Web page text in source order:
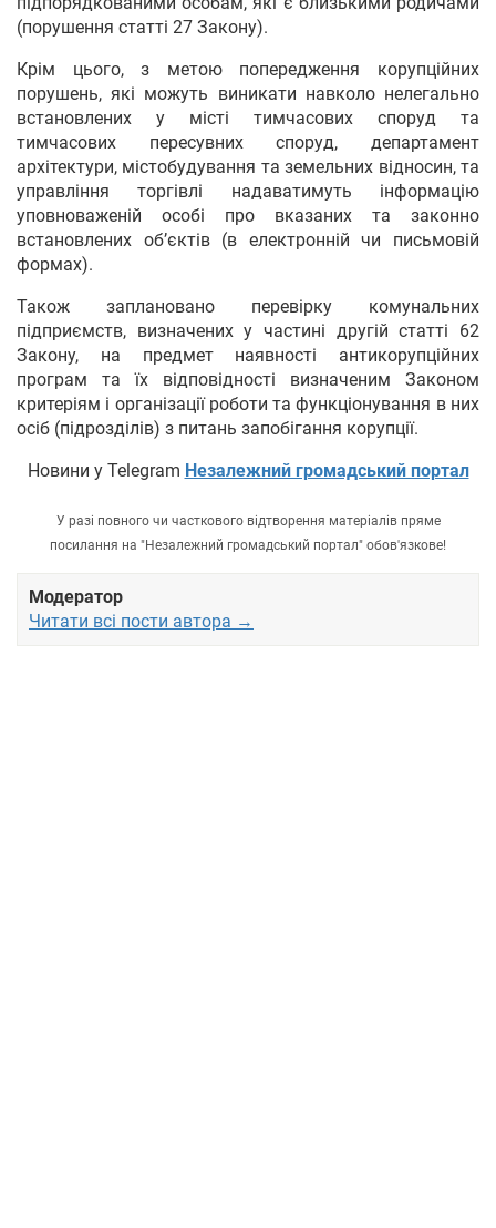
(порушення статті 27 Закону).
Крім цього, з метою попередження корупційних
порушень, які можуть виникати навколо нелегально
встановлених у місті тимчасових споруд та
тимчасових пересувних споруд, департамент
архітектури, містобудування та земельних відносин, та
управління торгівлі надаватимуть інформацію
уповноваженій особі про вказаних та законно
встановлених об’єктів (в електронній чи письмовій
формах).
Також заплановано перевірку комунальних
підприємств, визначених у частині другій статті 62
Закону, на предмет наявності антикорупційних
програм та їх відповідності визначеним Законом
критеріям і організації роботи та функціонування в них
осіб (підрозділів) з питань запобігання корупції.
Новини у Telegram Незалежний громадський портал
У разі повного чи часткового відтворення матеріалів пряме
посилання на "Незалежний громадський портал" обов'язкове!
Модератор
Читати всі пости автора →